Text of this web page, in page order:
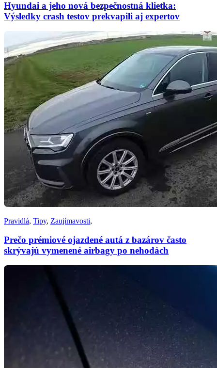
Hyundai a jeho nová bezpečnostná klietka:
Výsledky crash testov prekvapili aj expertov
Pravidlá, Tipy, Zaujímavosti,
Prečo prémiové ojazdené autá z bazárov často
skrývajú vymenené airbagy po nehodách